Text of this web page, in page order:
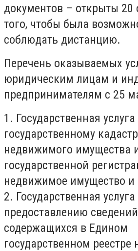
документов – открыты 20
того, чтобы была
соблюдать дистанцию.
Перечень оказываемых
юридическим лицам и
предпринимателям с 25
1. Государственная
государственному
недвижимого имущества
государственной
недвижимое имущество и
2. Государственная
предоставлению
содержащихся в Едином
государственном